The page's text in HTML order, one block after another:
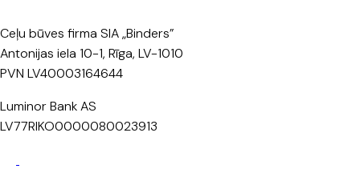
Ceļu būves firma SIA „Binders”
Antonijas iela 10-1, Rīga, LV-1010
PVN LV40003164644
Luminor Bank AS
LV77RIKO0000080023913